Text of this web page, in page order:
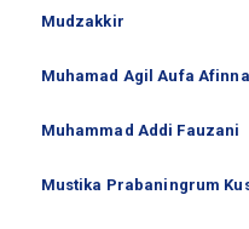
Mudzakkir
Muhamad Agil Aufa
Muhammad Addi Fauzani
Mustika Prabaningrum